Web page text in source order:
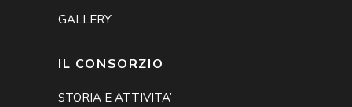
GALLERY
IL CONSORZIO
STORIA E ATTIVITA’